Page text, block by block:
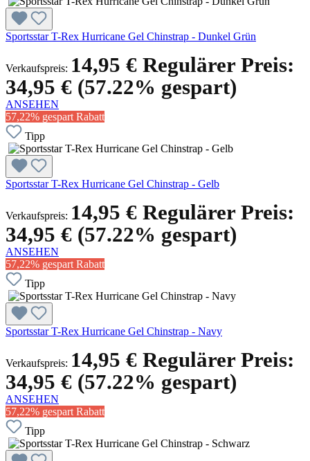
Sportsstar T-Rex Hurricane Gel Chinstrap - Dunkel Grün
Verkaufspreis: 14,95 € Regulärer Preis:
34,95 € (57.22% gespart)
ANSEHEN
57,22% gespart Rabatt
Tipp
Sportsstar T-Rex Hurricane Gel Chinstrap - Gelb
Verkaufspreis: 14,95 € Regulärer Preis:
34,95 € (57.22% gespart)
ANSEHEN
57,22% gespart Rabatt
Tipp
Sportsstar T-Rex Hurricane Gel Chinstrap - Navy
Verkaufspreis: 14,95 € Regulärer Preis:
34,95 € (57.22% gespart)
ANSEHEN
57,22% gespart Rabatt
Tipp